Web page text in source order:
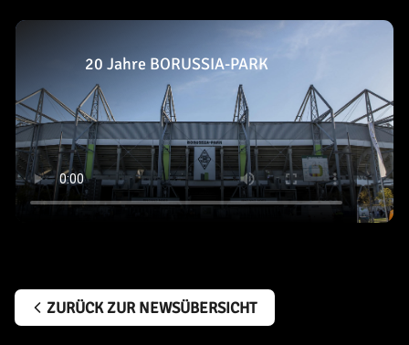
20 Jahre BORUSSIA-PARK
ZURÜCK ZUR NEWSÜBERSICHT